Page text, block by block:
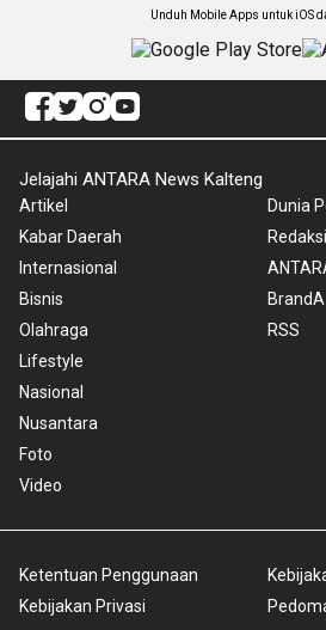
Unduh Mobile Apps untuk iOS
Jelajahi ANTARA News Kalteng
Artikel
Kabar Daerah
Internasional
Bisnis
Olahraga
Lifestyle
Nasional
Nusantara
Foto
Video
Dunia
Redaksi
BrandA
RSS
Ketentuan Penggunaan
Kebijakan Privasi